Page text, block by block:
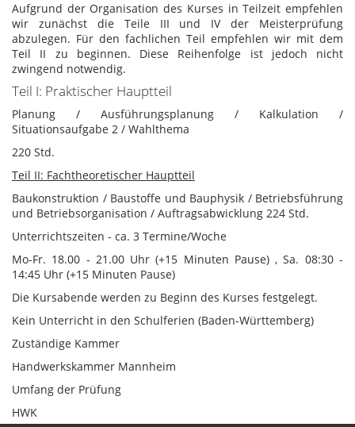
Aufgrund der Organisation des Kurses in Teilzeit empfehlen
wir zunächst die Teile III und IV der Meisterprüfung
abzulegen. Für den fachlichen Teil empfehlen wir mit dem
Teil II zu beginnen. Diese Reihenfolge ist jedoch nicht
zwingend notwendig.
Teil I: Praktischer Hauptteil
Planung / Ausführungsplanung / Kalkulation /
Situationsaufgabe 2 / Wahlthema
220 Std.
Teil II: Fachtheoretischer Hauptteil
Baukonstruktion / Baustoffe und Bauphysik / Betriebsführung
und Betriebsorganisation / Auftragsabwicklung 224 Std.
Unterrichtszeiten - ca. 3 Termine/Woche
Mo-Fr. 18.00 - 21.00 Uhr (+15 Minuten Pause) , Sa. 08:30 -
14:45 Uhr (+15 Minuten Pause)
Die Kursabende werden zu Beginn des Kurses festgelegt.
Kein Unterricht in den Schulferien (Baden-Württemberg)
Zuständige Kammer
Handwerkskammer Mannheim
Umfang der Prüfung
HWK